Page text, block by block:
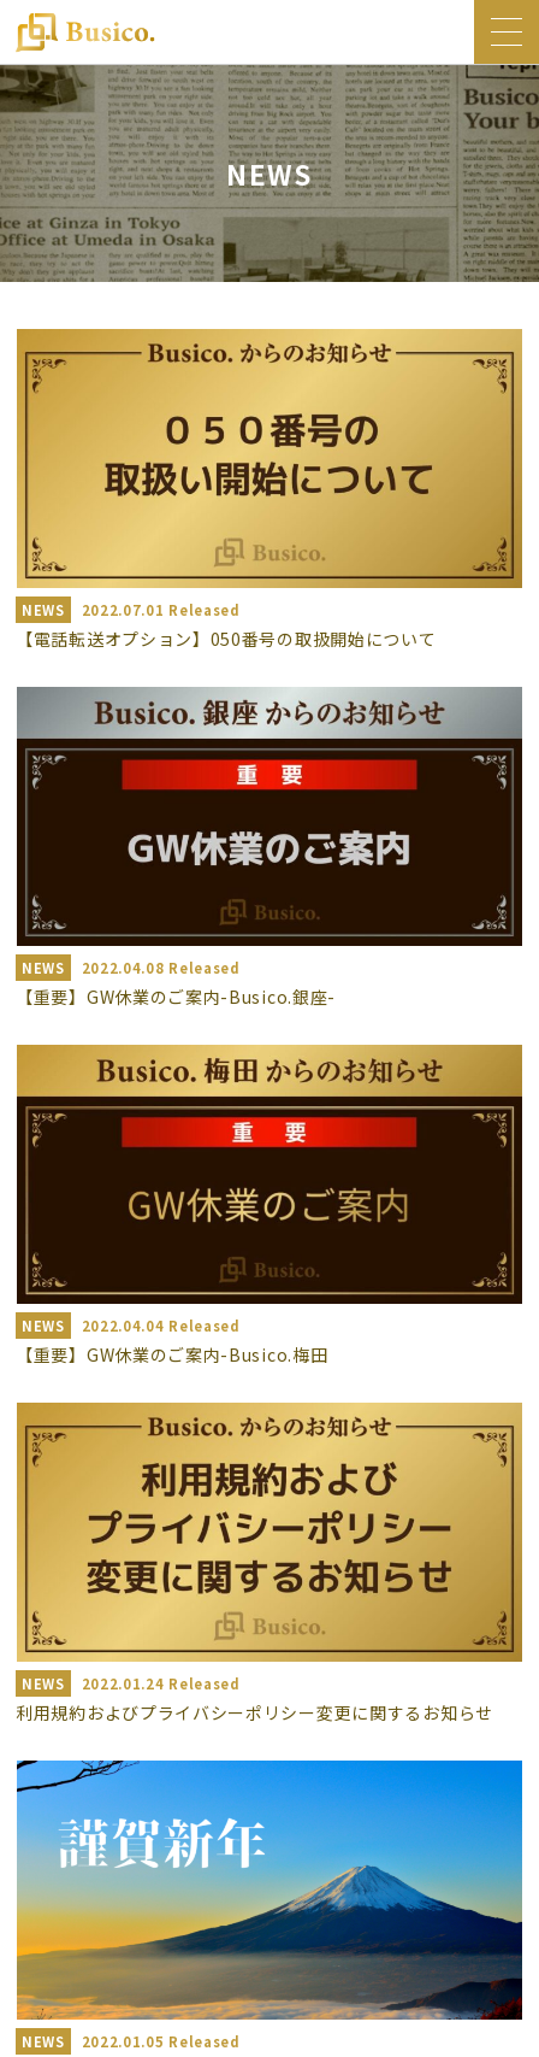
トップ
Busico.について
オフィス
Busico.銀座
Busico.梅田
お知らせ
Busico.通信
よくあるご質問
NEWS
NEWS 2022.07.01 Released
【電話転送オプション】050番号の取扱開始について
NEWS 2022.04.08 Released
【重要】GW休業のご案内-Busico.銀座-
NEWS 2022.04.04 Released
【重要】GW休業のご案内-Busico.梅田
NEWS 2022.01.24 Released
利用規約およびプライバシーポリシー変更に関するお知らせ
NEWS 2022.01.05 Released